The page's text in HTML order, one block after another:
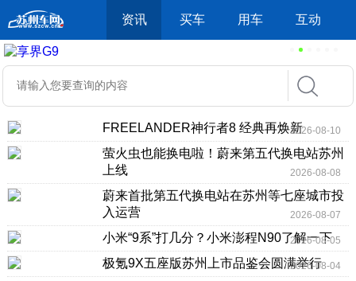
资讯 买车 用车 互动
FREELANDER神行者8 经典再焕新2026-08-10
萤火虫也能换电啦！蔚来第五代换电站苏州
上线
2026-08-08
蔚来首批第五代换电站在苏州等七座城市投
入运营
2026-08-07
小米“9系”打几分？小米澎程N90了解一下
2026-08-05
极氪9X五座版苏州上市品鉴会圆满举行
2026-08-04